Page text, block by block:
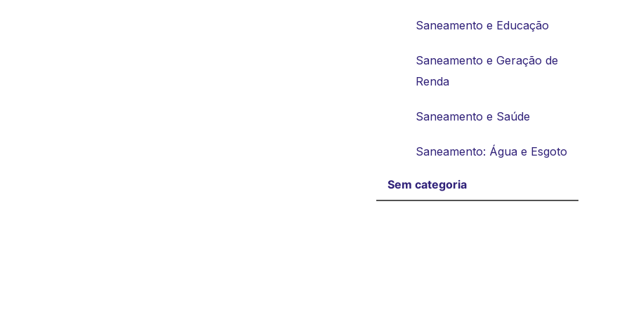
Saneamento e Educação
Saneamento e Geração de
Renda
Saneamento e Saúde
Saneamento: Água e Esgoto
Sem categoria